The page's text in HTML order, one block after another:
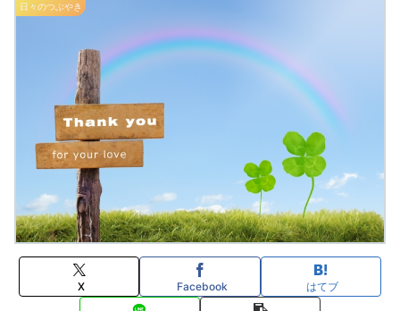
日々のつぶやき
X Facebook はてブ